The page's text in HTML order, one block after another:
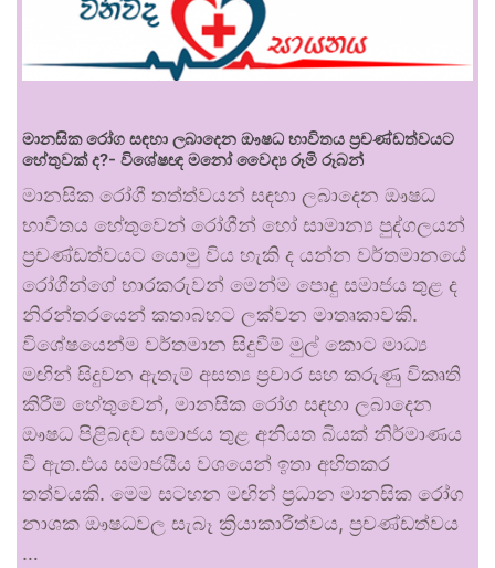
මානසික රෝග සඳහා ලබාදෙන ඖෂධ භාවිතය ප්‍රචණ්ඩත්වයට
හේතුවක් ද?- විශේෂඥ මනෝ වෛද්‍ය රූමි රූබන්
මානසික රෝගී තත්ත්වයන් සඳහා ලබාදෙන ඖෂධ
භාවිතය හේතුවෙන් රෝගීන් හෝ සාමාන්‍ය පුද්ගලයන්
ප්‍රචණ්ඩත්වයට යොමු විය හැකි ද යන්න වර්තමානයේ
රෝගීන්ගේ භාරකරුවන් මෙන්ම පොදු සමාජය තුළ ද
නිරන්තරයෙන් කතාබහට ලක්වන මාතෘකාවකි.
විශේෂයෙන්ම වර්තමාන සිදුවීම් මුල් කොට මාධ්‍ය
මඟින් සිදුවන ඇතැම් අසත්‍ය ප්‍රචාර සහ කරුණු විකෘති
කිරීම් හේතුවෙන්, මානසික රෝග සඳහා ලබාදෙන
ඖෂධ පිළිබඳව සමාජය තුළ අනියත බියක් නිර්මාණය
වී ඇත.එය සමාජයීය වශයෙන් ඉතා අහිතකර
තත්වයකි. මෙම සටහන මඟින් ප්‍රධාන මානසික රෝග
නාශක ඖෂධවල සැබෑ ක්‍රියාකාරීත්වය, ප්‍රචණ්ඩත්වය
…